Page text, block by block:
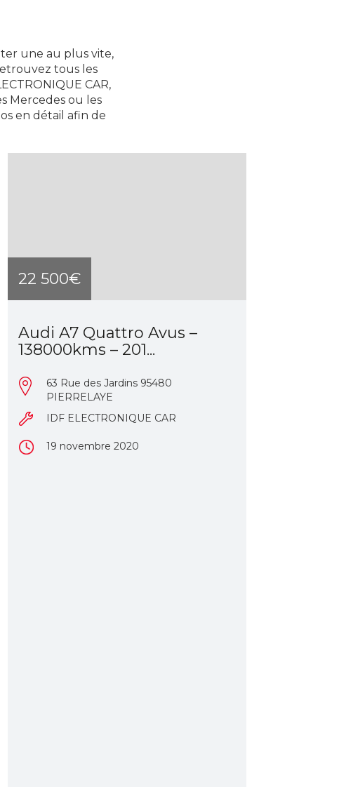
une au plus vite,
tous les
CAR,
Mercedes ou les
en détail afin de
22 500€
Audi A7 Quattro Avus –
138000kms – 201...
63 Rue des Jardins 95480
PIERRELAYE
IDF ELECTRONIQUE CAR
19 novembre 2020